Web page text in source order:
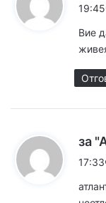
Вие
за